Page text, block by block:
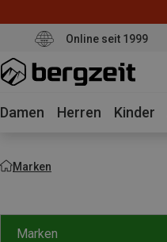
Online seit 1999
Damen Herren Kinder
Marken
Marken